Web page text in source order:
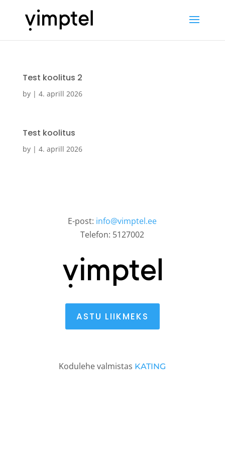
Test koolitus 2
by | 4. aprill 2026
Test koolitus
by | 4. aprill 2026
E-post: info@vimptel.ee
Telefon: 5127002
ASTU LIIKMEKS
Kodulehe valmistas KATING